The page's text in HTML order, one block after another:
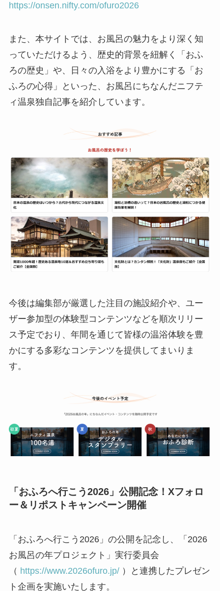
https://onsen.nifty.com/ofuro2026
また、本サイトでは、お風呂の魅力をより深く知
っていただけるよう、歴史的背景を紐解く「おふ
ろの歴史」や、日々の入浴をより豊かにする「お
ふろの心得」といった、お風呂にちなんだニフテ
ィ温泉独自記事を紹介しています。
今後は編集部が厳選した注目の施設紹介や、ユー
ザー参加型の体験型コンテンツなどを順次リリー
ス予定でおり、年間を通じて皆様の温浴体験を豊
かにする多彩なコンテンツを提供してまいりま
す。
「おふろへ行こう2026」公開記念！Xフォロ
ー＆リポストキャンペーン開催
「おふろへ行こう2026」の公開を記念し、「2026
お風呂の年プロジェクト」実行委員会
（ https://www.2026ofuro.jp/）と連携したプレゼン
ト企画を実施いたします。